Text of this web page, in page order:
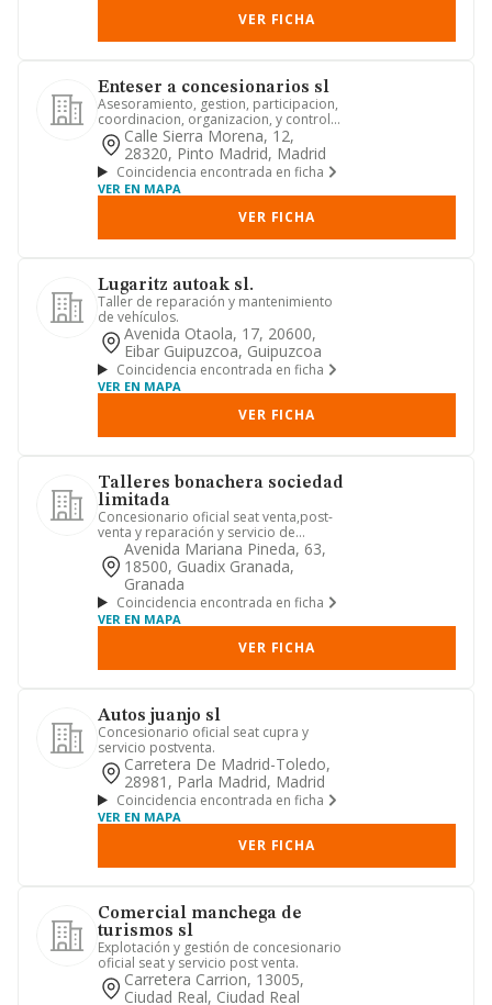
VER FICHA
Enteser a concesionarios sl
Asesoramiento, gestion, participacion,
coordinacion, organizacion, y control
de direccion de empres...
Calle Sierra Morena, 12,
28320, Pinto Madrid, Madrid
Coincidencia encontrada en ficha
VER EN MAPA
VER FICHA
Lugaritz autoak sl.
Taller de reparación y mantenimiento
de vehículos.
Avenida Otaola, 17, 20600,
Eibar Guipuzcoa, Guipuzcoa
Coincidencia encontrada en ficha
VER EN MAPA
VER FICHA
Talleres bonachera sociedad
limitada
Concesionario oficial seat venta,post-
venta y reparación y servicio de
asistencia en carretera.
Avenida Mariana Pineda, 63,
18500, Guadix Granada,
Granada
Coincidencia encontrada en ficha
VER EN MAPA
VER FICHA
Autos juanjo sl
Concesionario oficial seat cupra y
servicio postventa.
Carretera De Madrid-Toledo,
28981, Parla Madrid, Madrid
Coincidencia encontrada en ficha
VER EN MAPA
VER FICHA
Comercial manchega de
turismos sl
Explotación y gestión de concesionario
oficial seat y servicio post venta.
Carretera Carrion, 13005,
Ciudad Real, Ciudad Real